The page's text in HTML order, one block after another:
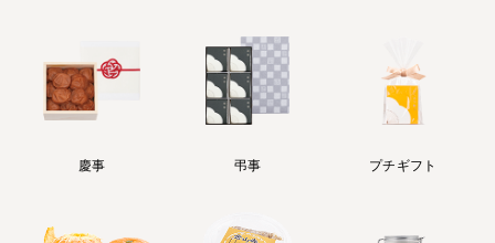
慶事 弔事 プチギフト